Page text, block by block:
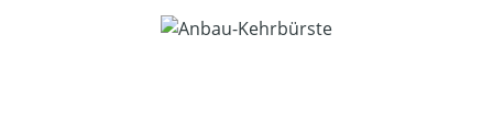
Bildergalerie überspringen